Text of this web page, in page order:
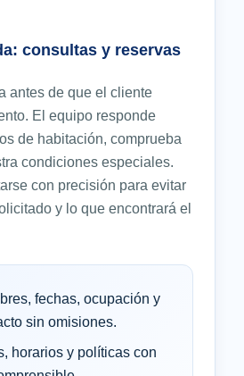
consultas y reservas
antes de que el cliente
El equipo responde
de habitación, comprueba
condiciones especiales.
con precisión para evitar
y lo que encontrará el
fechas, ocupación y
sin omisiones.
horarios y políticas con